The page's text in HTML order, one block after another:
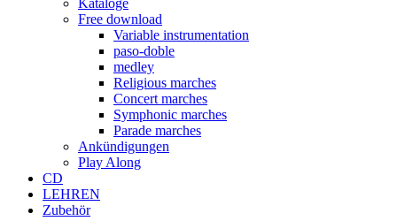
Kataloge
Free download
Variable instrumentation
paso-doble
medley
Religious marches
Concert marches
Symphonic marches
Parade marches
Ankündigungen
Play Along
CD
LEHREN
Zubehör